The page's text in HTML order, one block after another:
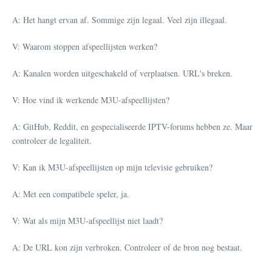
A: Het hangt ervan af. Sommige zijn legaal. Veel zijn illegaal.
V: Waarom stoppen afspeellijsten werken?
A: Kanalen worden uitgeschakeld of verplaatsen. URL's breken.
V: Hoe vind ik werkende M3U-afspeellijsten?
A: GitHub, Reddit, en gespecialiseerde IPTV-forums hebben ze. Maar
controleer de legaliteit.
V: Kan ik M3U-afspeellijsten op mijn televisie gebruiken?
A: Met een compatibele speler, ja.
V: Wat als mijn M3U-afspeellijst niet laadt?
A: De URL kon zijn verbroken. Controleer of de bron nog bestaat.